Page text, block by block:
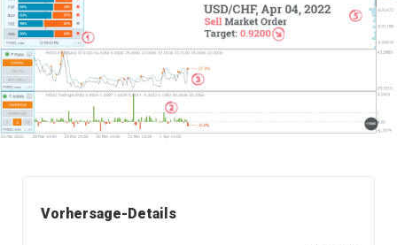
Vorhersage-Details